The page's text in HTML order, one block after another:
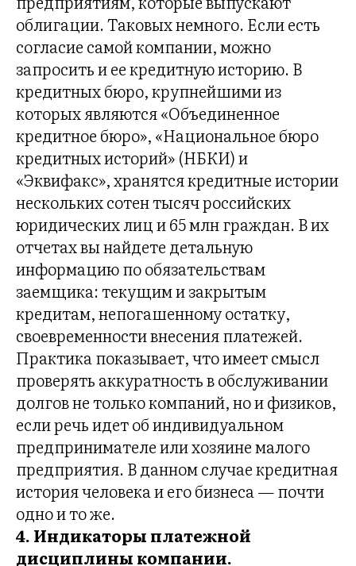
облигации. Таковых немного. Если есть
согласие самой компании, можно
запросить и ее кредитную историю. В
кредитных бюро, крупнейшими из
которых являются «Объединенное
кредитное бюро», «Национальное бюро
кредитных историй» (НБКИ) и
«Эквифакс», хранятся кредитные истории
нескольких сотен тысяч российских
юридических лиц и 65 млн граждан. В их
отчетах вы найдете детальную
информацию по обязательствам
заемщика: текущим и закрытым
кредитам, непогашенному остатку,
своевременности внесения платежей.
Практика показывает, что имеет смысл
проверять аккуратность в обслуживании
долгов не только компаний, но и физиков,
если речь идет об индивидуальном
предпринимателе или хозяине малого
предприятия. В данном случае кредитная
история человека и его бизнеса — почти
одно и то же.
4. Индикаторы платежной
дисциплины компании.